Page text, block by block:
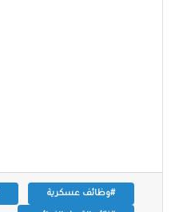
#وظائف عسكرية